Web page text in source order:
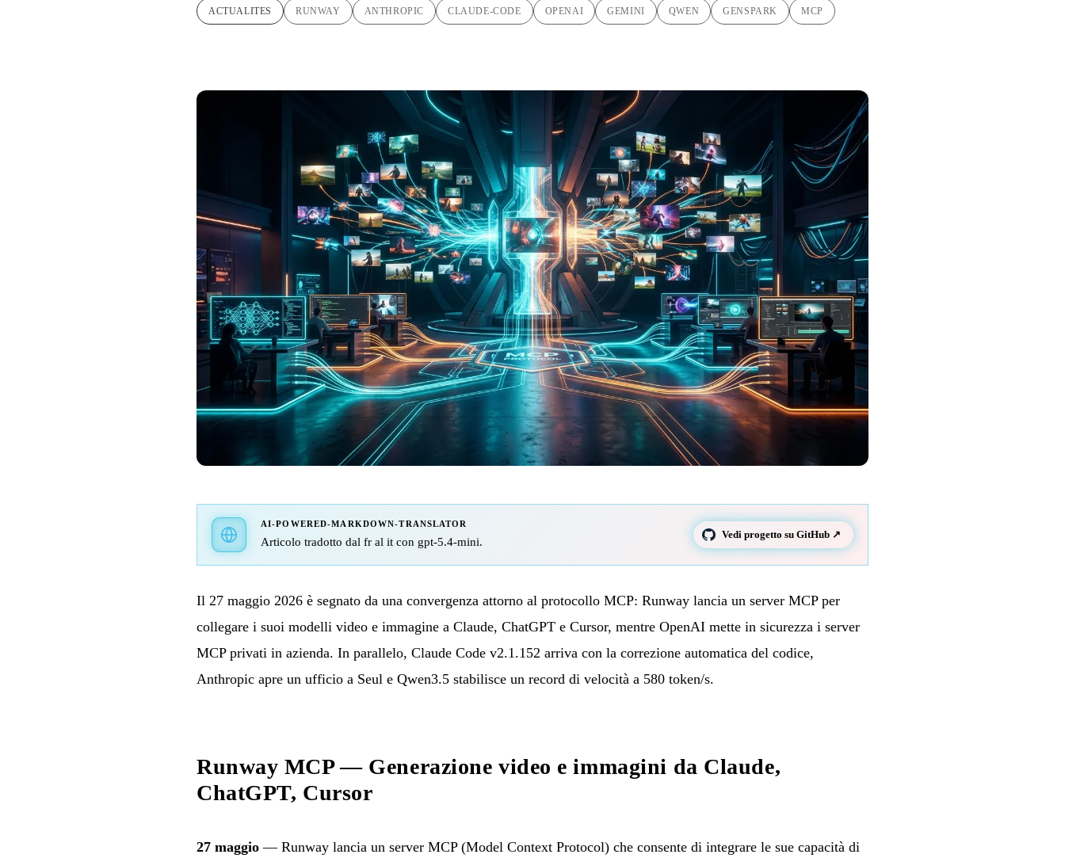
ACTUALITES RUNWAY ANTHROPIC CLAUDE-CODE OPENAI GEMINI QWEN GENSPARK MCP
AI-POWERED-MARKDOWN-TRANSLATOR
Articolo tradotto dal fr al it con gpt-5.4-mini.
Vedi progetto su GitHub ↗
Il 27 maggio 2026 è segnato da una convergenza attorno al protocollo MCP: Runway lancia un server MCP per
collegare i suoi modelli video e immagine a Claude, ChatGPT e Cursor, mentre OpenAI mette in sicurezza i server
MCP privati in azienda. In parallelo, Claude Code v2.1.152 arriva con la correzione automatica del codice,
Anthropic apre un ufficio a Seul e Qwen3.5 stabilisce un record di velocità a 580 token/s.
Runway MCP — Generazione video e immagini da Claude,
ChatGPT, Cursor
27 maggio — Runway lancia un server MCP (Model Context Protocol) che consente di integrare le sue capacità di